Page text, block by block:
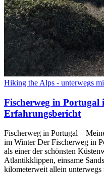
Hiking the Alps - unterwegs
Fischerweg in
Erfahrungsbericht
Fischerweg in Portugal –
im Winter Der Fischerweg in
als einer der schönsten
Atlantikklippen, einsame
kilometerweit allein unterwegs